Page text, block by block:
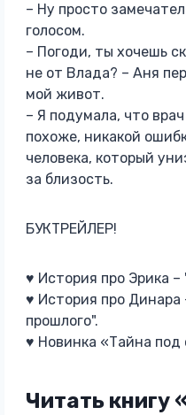
– Ну просто
голосом.
– Погоди, ты хочешь
не от Влада? – Аня
мой живот.
– Я подумала, что
похоже, никакой
человека, который
за близость.
БУКТРЕЙЛЕР!
♥️ История про Эрика –
♥️ История про Динара
прошлого".
♥️ Новинка «Тайна под
Читать книгу